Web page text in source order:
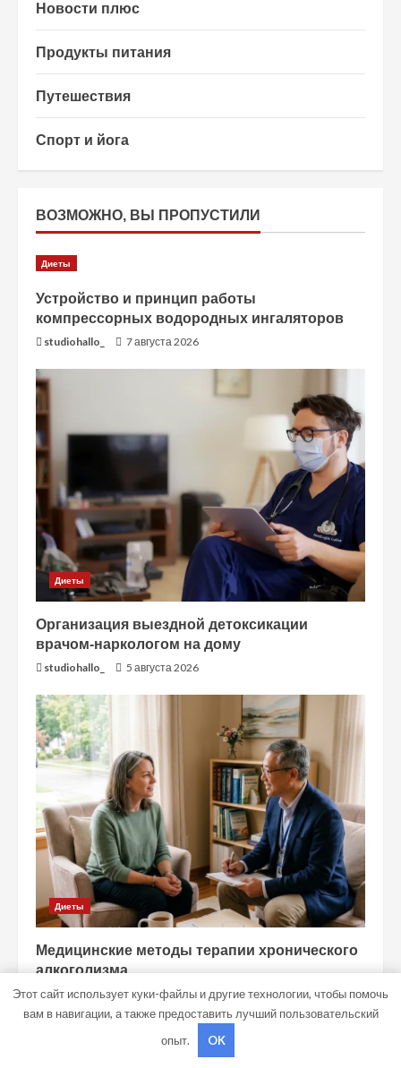
Новости плюс
Продукты питания
Путешествия
Спорт и йога
ВОЗМОЖНО, ВЫ ПРОПУСТИЛИ
Диеты
Устройство и принцип работы
компрессорных водородных ингаляторов
studiohallo_ 7 августа 2026
Диеты
Организация выездной детоксикации
врачом-наркологом на дому
studiohallo_ 5 августа 2026
Диеты
Медицинские методы терапии хронического
алкоголизма
studiohallo_ 14 июля 2026
Этот сайт использует куки-файлы и другие технологии, чтобы помочь
вам в навигации, а также предоставить лучший пользовательский
опыт.
OK